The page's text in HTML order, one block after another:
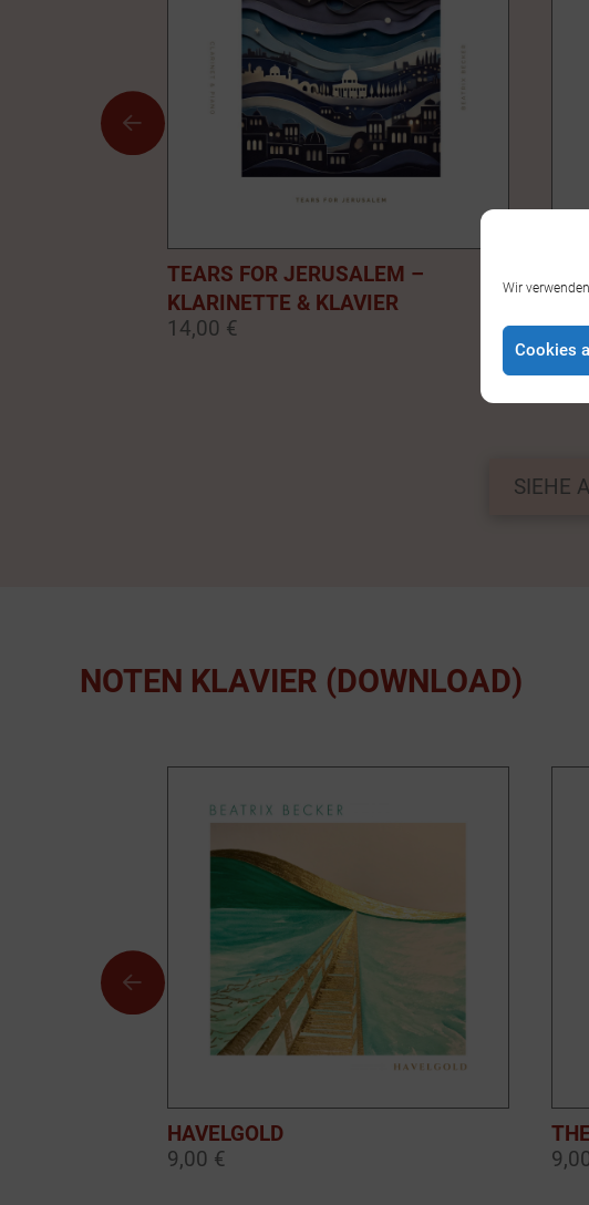
Wir
Cookies
TEARS FOR JERUSALEM –
KLARINETTE & KLAVIER
14,00 €
SIEHE
NOTEN KLAVIER (DOWNLOAD)
HAVELGOLD
9,00 €